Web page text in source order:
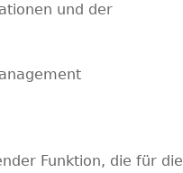
und der
Funktion, die für die